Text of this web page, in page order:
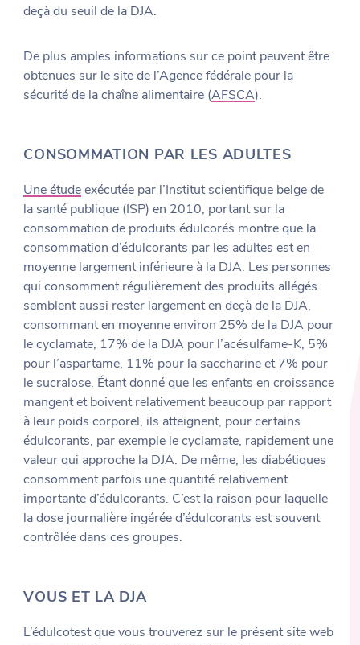
deçà du seuil de la DJA.
De plus amples informations sur ce point peuvent être
obtenues sur le site de l’Agence fédérale pour la
sécurité de la chaîne alimentaire (AFSCA).
CONSOMMATION PAR LES ADULTES
Une étude exécutée par l’Institut scientifique belge de
la santé publique (ISP) en 2010, portant sur la
consommation de produits édulcorés montre que la
consommation d’édulcorants par les adultes est en
moyenne largement inférieure à la DJA. Les personnes
qui consomment régulièrement des produits allégés
semblent aussi rester largement en deçà de la DJA,
consommant en moyenne environ 25% de la DJA pour
le cyclamate, 17% de la DJA pour l’acésulfame-K, 5%
pour l’aspartame, 11% pour la saccharine et 7% pour
le sucralose. Étant donné que les enfants en croissance
mangent et boivent relativement beaucoup par rapport
à leur poids corporel, ils atteignent, pour certains
édulcorants, par exemple le cyclamate, rapidement une
valeur qui approche la DJA. De même, les diabétiques
consomment parfois une quantité relativement
importante d’édulcorants. C’est la raison pour laquelle
la dose journalière ingérée d’édulcorants est souvent
contrôlée dans ces groupes.
VOUS ET LA DJA
L’édulcotest que vous trouverez sur le présent site web